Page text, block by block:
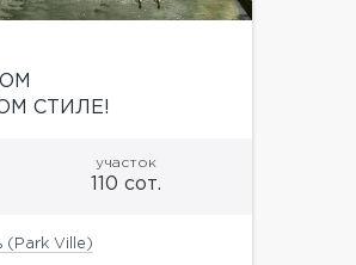
СТИЛЕ!
участок
110 сот.
(Park Ville)